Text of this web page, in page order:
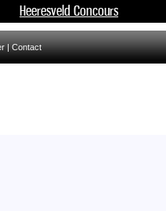
Heeresveld Concours
|Contact